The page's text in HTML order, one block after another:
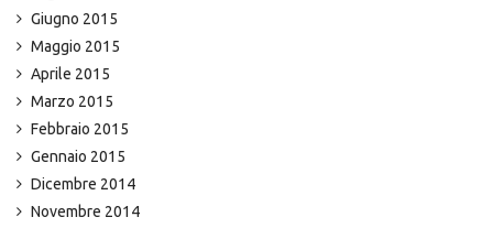
Giugno 2015
Maggio 2015
Aprile 2015
Marzo 2015
Febbraio 2015
Gennaio 2015
Dicembre 2014
Novembre 2014